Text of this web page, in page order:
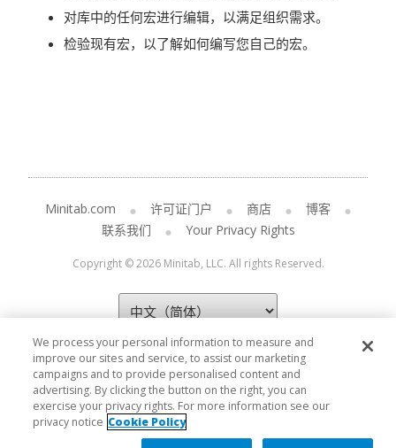
对库中的任何宏进行编辑，以满足组织需求。
检验现有宏，以了解如何编写您自己的宏。
Minitab.com 许可证门户 商店
博客
联系我们
Your Privacy Rights
Copyright © 2026 Minitab, LLC. All rights Reserved.
We process your personal information to measure and
improve our sites and service, to assist our marketing
campaigns and to provide personalised content and
advertising. By clicking the button on the right, you can
exercise your privacy rights. For more information see our
privacy notice Cookie Policy